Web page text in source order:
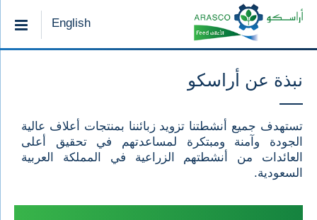
English
نبذة عن أراسكو
تستهدف جميع أنشطتنا تزويد زبائننا بمنتجات أعلاف عالية
الجودة وآمنة ومبتكرة لمساعدتهم في تحقيق أعلى
العائدات من أنشطتهم الزراعية في المملكة العربية
السعودية.